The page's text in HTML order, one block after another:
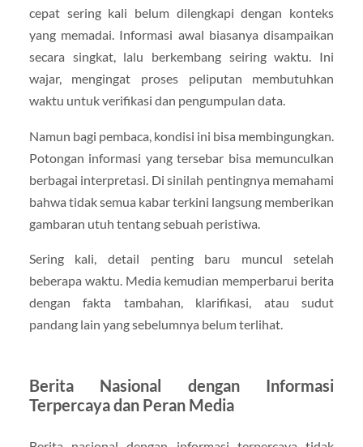
cepat sering kali belum dilengkapi dengan konteks
yang memadai. Informasi awal biasanya disampaikan
secara singkat, lalu berkembang seiring waktu. Ini
wajar, mengingat proses peliputan membutuhkan
waktu untuk verifikasi dan pengumpulan data.
Namun bagi pembaca, kondisi ini bisa membingungkan.
Potongan informasi yang tersebar bisa memunculkan
berbagai interpretasi. Di sinilah pentingnya memahami
bahwa tidak semua kabar terkini langsung memberikan
gambaran utuh tentang sebuah peristiwa.
Sering kali, detail penting baru muncul setelah
beberapa waktu. Media kemudian memperbarui berita
dengan fakta tambahan, klarifikasi, atau sudut
pandang lain yang sebelumnya belum terlihat.
Berita Nasional dengan Informasi
Terpercaya dan Peran Media